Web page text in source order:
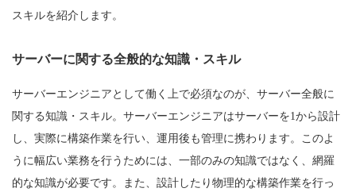
スキルを紹介します。
サーバーに関する全般的な知識・スキル
サーバーエンジニアとして働く上で必須なのが、サーバー全般に
関する知識・スキル。サーバーエンジニアはサーバーを1から設計
し、実際に構築作業を行い、運用後も管理に携わります。このよ
うに幅広い業務を行うためには、一部のみの知識ではなく、網羅
的な知識が必要です。また、設計したり物理的な構築作業を行っ